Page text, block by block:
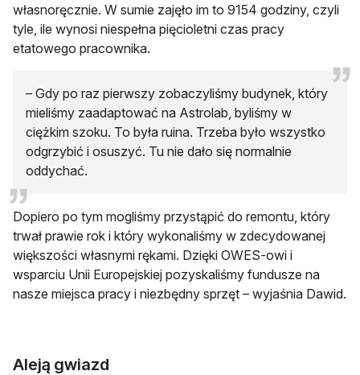
własnoręcznie. W sumie zajęło im to 9154 godziny, czyli
tyle, ile wynosi niespełna pięcioletni czas pracy
etatowego pracownika.
– Gdy po raz pierwszy zobaczyliśmy budynek, który
mieliśmy zaadaptować na Astrolab, byliśmy w
ciężkim szoku. To była ruina. Trzeba było wszystko
odgrzybić i osuszyć. Tu nie dało się normalnie
oddychać.
Dopiero po tym mogliśmy przystąpić do remontu, który
trwał prawie rok i który wykonaliśmy w zdecydowanej
większości własnymi rękami. Dzięki OWES-owi i
wsparciu Unii Europejskiej pozyskaliśmy fundusze na
nasze miejsca pracy i niezbędny sprzęt – wyjaśnia Dawid.
Aleją gwiazd